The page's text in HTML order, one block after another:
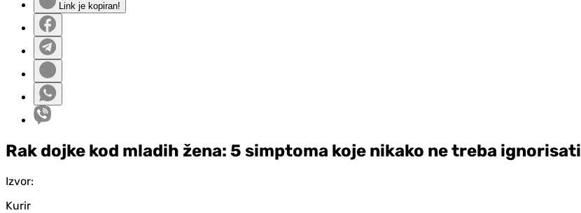
Link je kopiran!
Rak dojke kod mladih žena: 5 simptoma koje nikako ne treba ignorisati
Izvor:
Kurir